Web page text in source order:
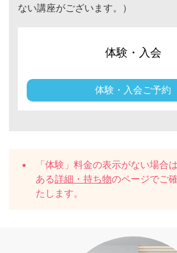
ない講座がございます。）
体験・入会
体験・入会ご予約
「体験」料金の表示がない場合
ある詳細・持ち物のページでご
たします。